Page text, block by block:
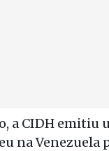
a CIDH
na Venezuela